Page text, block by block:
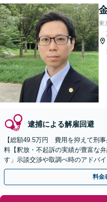
東
逮捕による解雇回避
【総額49.5万円 費用を抑えて刑
料【釈放・不起訴の実績が豊富な
す」示談交渉や取調べ時のアドバ
情にも寄り添って対応します
料金